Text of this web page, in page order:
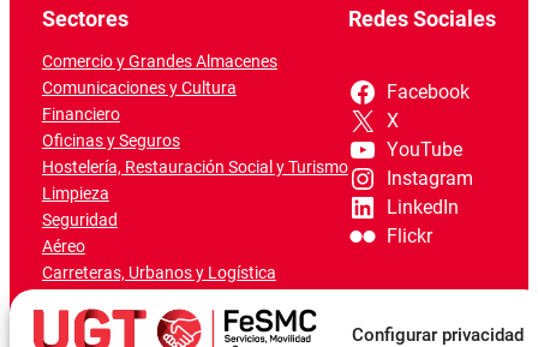
Configurar privacidad
Sectores
Comercio y Grandes Almacenes
Comunicaciones y Cultura
Financiero
Oficinas y Seguros
Hostelería, Restauración Social y Turismo
Limpieza
Seguridad
Aéreo
Carreteras, Urbanos y Logística
Marítimo-Portuario
Redes Sociales
Facebook
X
YouTube
Instagram
LinkedIn
Flickr